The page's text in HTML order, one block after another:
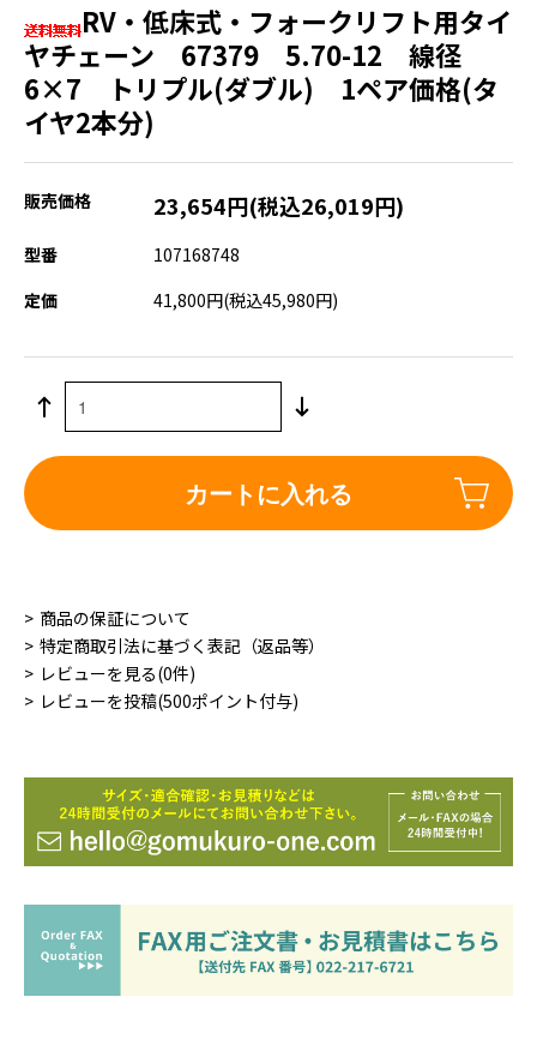
RV・低床式・フォークリフト用タイ
ヤチェーン 67379 5.70-12 線径
6×7 トリプル(ダブル) 1ペア価格(タ
イヤ2本分)
販売価格 23,654円(税込26,019円)
型番
107168748
定価
41,800円(税込45,980円)
カートに入れる
商品の保証について
特定商取引法に基づく表記（返品等）
レビューを見る(0件)
レビューを投稿(500ポイント付与)